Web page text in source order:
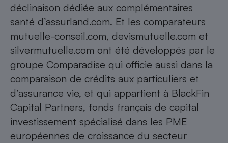
déclinaison dédiée aux complémentaires
santé d’assurland.com. Et les comparateurs
mutuelle-conseil.com, devismutuelle.com et
silvermutuelle.com ont été développés par le
groupe Comparadise qui officie aussi dans la
comparaison de crédits aux particuliers et
d’assurance vie, et qui appartient à BlackFin
Capital Partners, fonds français de capital
investissement spécialisé dans les PME
européennes de croissance du secteur